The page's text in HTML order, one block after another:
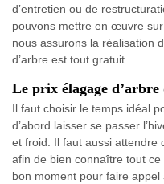
d’entretien ou de
pouvons mettre en œuvre
nous assurons la réalisation
d’arbre est tout gratuit.
Le prix élagage d’arbre
Il faut choisir le temps idéal
d’abord laisser se passer
et froid. Il faut aussi attendre
afin de bien connaître tout ce
bon moment pour faire